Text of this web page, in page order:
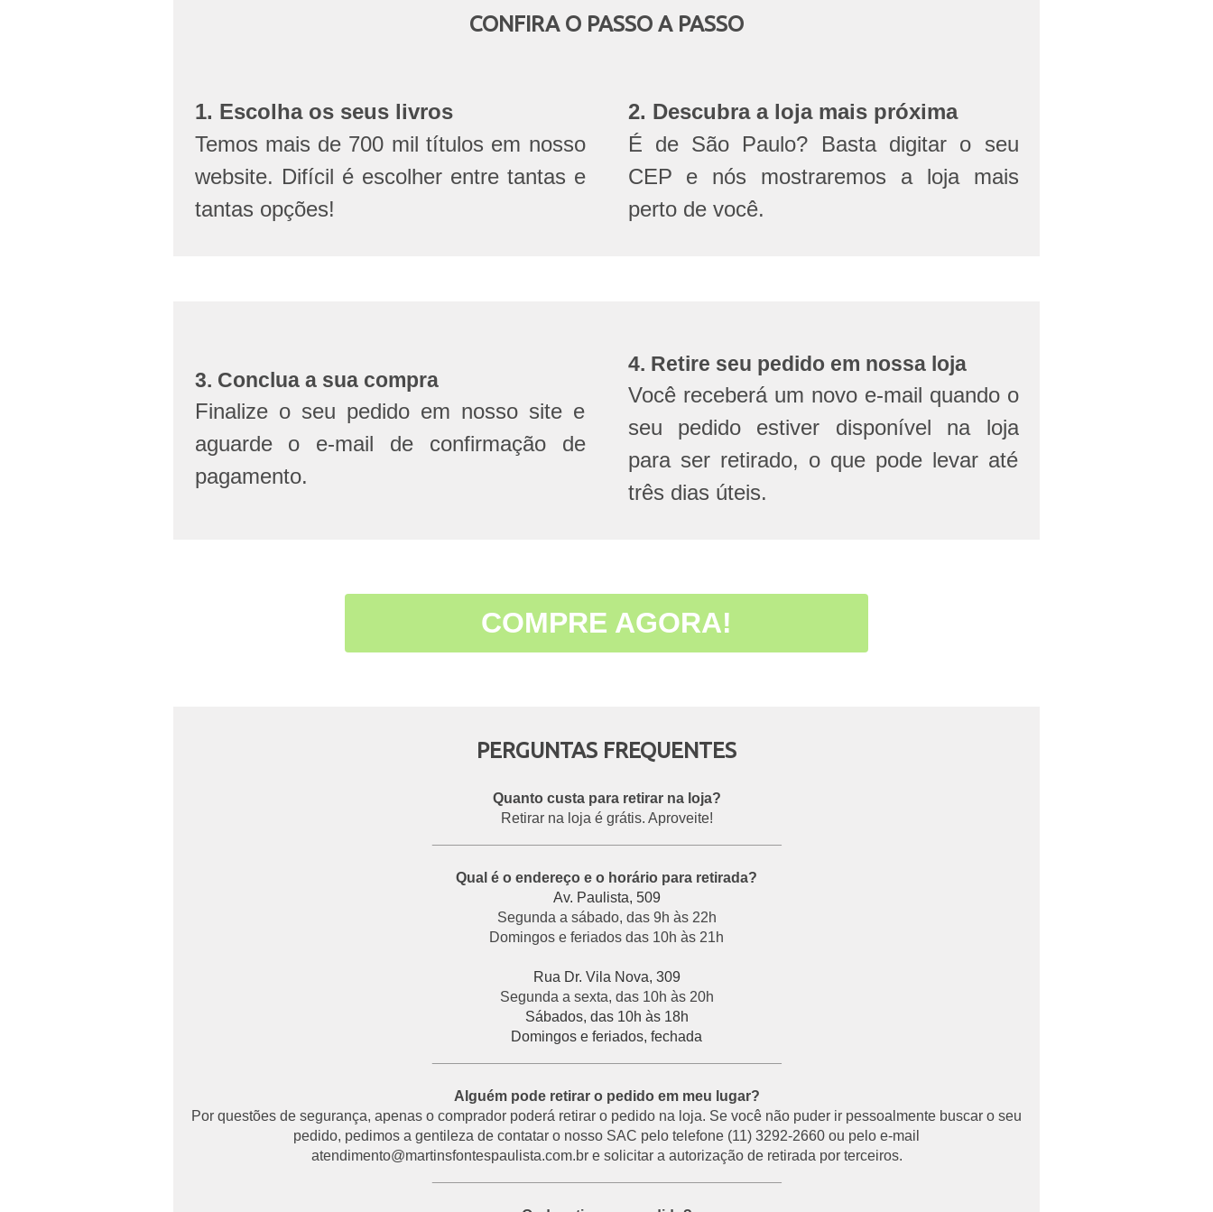
CONFIRA O PASSO A PASSO
1. Escolha os seus livros
Temos mais de 700 mil títulos em nosso
website. Difícil é escolher entre tantas e
tantas opções!
2. Descubra a loja mais próxima
É de São Paulo? Basta digitar o seu
CEP e nós mostraremos a loja mais
perto de você.
3. Conclua a sua compra
Finalize o seu pedido em nosso site e
aguarde o e-mail de confirmação de
pagamento.
4. Retire seu pedido em nossa loja
Você receberá um novo e-mail quando o
seu pedido estiver disponível na loja
para ser retirado, o que pode levar até
três dias úteis.
COMPRE AGORA!
PERGUNTAS FREQUENTES
Quanto custa para retirar na loja?
Retirar na loja é grátis. Aproveite!
Qual é o endereço e o horário para retirada?
Av. Paulista, 509
Segunda a sábado, das 9h às 22h
Domingos e feriados das 10h às 21h
Rua Dr. Vila Nova, 309
Segunda a sexta, das 10h às 20h
Sábados, das 10h às 18h
Domingos e feriados, fechada
Alguém pode retirar o pedido em meu lugar?
Por questões de segurança, apenas o comprador poderá retirar o pedido na loja. Se você não puder ir pessoalmente buscar o seu
pedido, pedimos a gentileza de contatar o nosso SAC pelo telefone (11) 3292-2660 ou pelo e-mail
atendimento@martinsfontespaulista.com.br e solicitar a autorização de retirada por terceiros.